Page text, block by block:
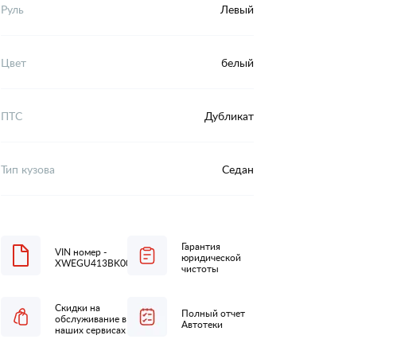
Руль Левый
Цвет белый
ПТС Дубликат
Тип кузова Седан
VIN номер -
XWEGU413BK0011634
Гарантия
юридической
чистоты
Скидки на
обслуживание в
наших сервисах
Полный отчет
Автотеки